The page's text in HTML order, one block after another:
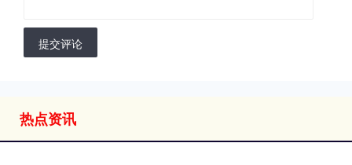
提交评论
热点资讯